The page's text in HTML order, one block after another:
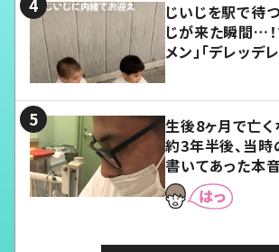
じいじを駅で待
じが来た瞬間…！
メン」「デレッデ
生後8ヶ月で亡
約3年半後、当
書いてあった本